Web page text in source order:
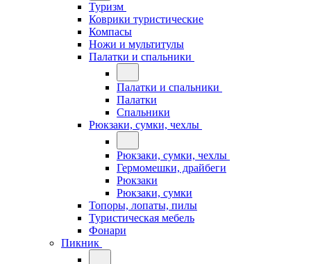
Туризм
Коврики туристические
Компасы
Ножи и мультитулы
Палатки и спальники
Палатки и спальники
Палатки
Спальники
Рюкзаки, сумки, чехлы
Рюкзаки, сумки, чехлы
Гермомешки, драйбеги
Рюкзаки
Рюкзаки, сумки
Топоры, лопаты, пилы
Туристическая мебель
Фонари
Пикник